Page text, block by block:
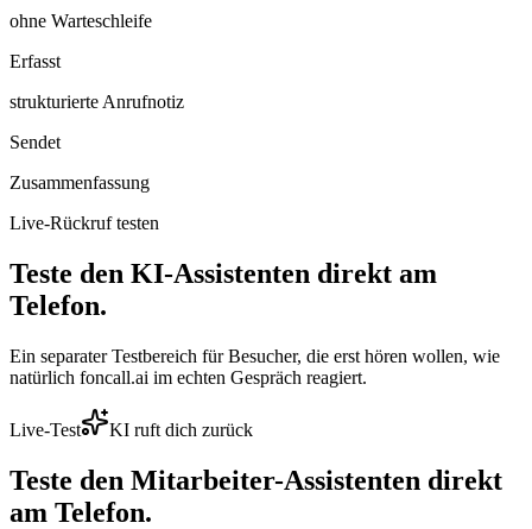
ohne Warteschleife
Erfasst
strukturierte Anrufnotiz
Sendet
Zusammenfassung
Live-Rückruf testen
Teste den KI-Assistenten direkt am
Telefon.
Ein separater Testbereich für Besucher, die erst hören wollen, wie
natürlich foncall.ai im echten Gespräch reagiert.
Live-Test KI ruft dich zurück
Teste den Mitarbeiter-Assistenten direkt
am Telefon.